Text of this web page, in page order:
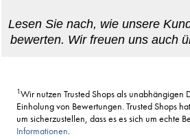
1Wir nutzen Trusted Shops als unabhängigen
Einholung von Bewertungen. Trusted Shops
um sicherzustellen, dass es es sich um echte
Informationen.